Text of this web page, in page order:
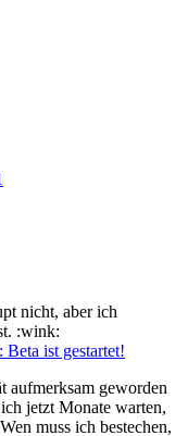
nicht, aber ich
:wink:
ist gestartet!
aufmerksam geworden
jetzt Monate warten,
muss ich bestechen,